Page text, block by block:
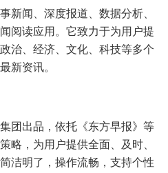
新闻、深度报道、数据分析、
阅读应用。它致力于为用户提
治、经济、文化、科技等多个
新资讯。
团出品，依托《东方早报》等
略，为用户提供全面、及时、
洁明了，操作流畅，支持个性